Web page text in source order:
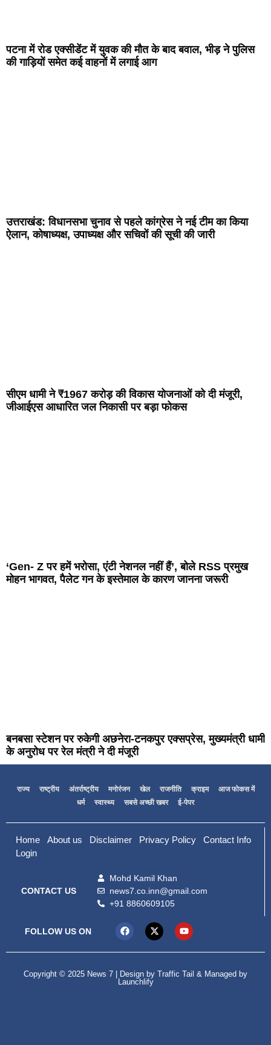
पटना में रोड एक्सीडेंट में युवक की मौत के बाद बवाल, भीड़ ने पुलिस
की गाड़ियों समेत कई वाहनों में लगाई आग
उत्तराखंड: विधानसभा चुनाव से पहले कांग्रेस ने नई टीम का किया
ऐलान, कोषाध्यक्ष, उपाध्यक्ष और सचिवों की सूची की जारी
सीएम धामी ने ₹1967 करोड़ की विकास योजनाओं को दी मंजूरी,
जीआईएस आधारित जल निकासी पर बड़ा फोकस
‘Gen- Z पर हमें भरोसा, एंटी नेशनल नहीं हैं’, बोले RSS प्रमुख
मोहन भागवत, पैलेट गन के इस्तेमाल के कारण जानना जरूरी
बनबसा स्टेशन पर रुकेगी अछनेरा-टनकपुर एक्सप्रेस, मुख्यमंत्री धामी
के अनुरोध पर रेल मंत्री ने दी मंजूरी
राज्य राष्ट्रीय अंतर्राष्ट्रीय मनोरंजन खेल राजनीति क्राइम
आज फोकस में
धर्म
स्वास्थ्य सबसे अच्छी खबर ई-पेपर
Home About us Disclaimer Privacy Policy
Contact Info
Login
CONTACT US
Mohd Kamil Khan
news7.co.inn@gmail.com
+91 8860609105
FOLLOW US ON
Copyright © 2025 News 7 | Design by Traffic Tail & Managed by
Launchlify